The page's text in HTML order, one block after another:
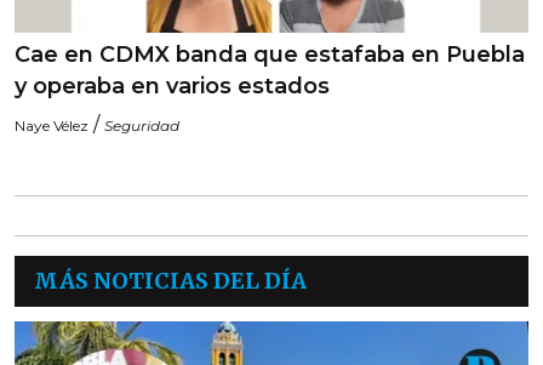
Cae en CDMX banda que estafaba en Puebla
y operaba en varios estados
Naye Vélez / Seguridad
MÁS NOTICIAS DEL DÍA